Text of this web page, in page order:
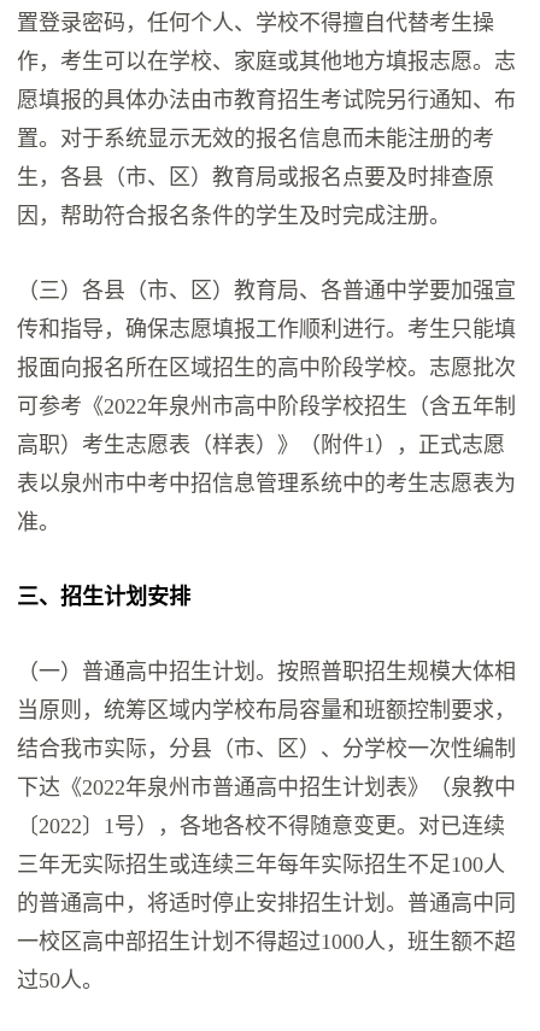
置登录密码，任何个人、学校不得擅自代替考生操
作，考生可以在学校、家庭或其他地方填报志愿。志
愿填报的具体办法由市教育招生考试院另行通知、布
置。对于系统显示无效的报名信息而未能注册的考
生，各县（市、区）教育局或报名点要及时排查原
因，帮助符合报名条件的学生及时完成注册。
（三）各县（市、区）教育局、各普通中学要加强宣
传和指导，确保志愿填报工作顺利进行。考生只能填
报面向报名所在区域招生的高中阶段学校。志愿批次
可参考《2022年泉州市高中阶段学校招生（含五年制
高职）考生志愿表（样表）》（附件1），正式志愿
表以泉州市中考中招信息管理系统中的考生志愿表为
准。
三、招生计划安排
（一）普通高中招生计划。按照普职招生规模大体相
当原则，统筹区域内学校布局容量和班额控制要求，
结合我市实际，分县（市、区）、分学校一次性编制
下达《2022年泉州市普通高中招生计划表》（泉教中
〔2022〕1号），各地各校不得随意变更。对已连续
三年无实际招生或连续三年每年实际招生不足100人
的普通高中，将适时停止安排招生计划。普通高中同
一校区高中部招生计划不得超过1000人，班生额不超
过50人。